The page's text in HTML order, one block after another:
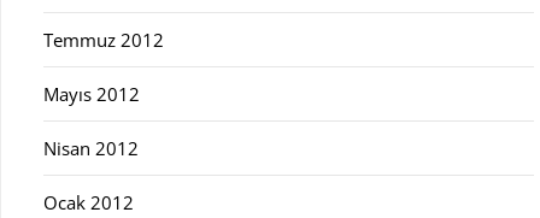
Temmuz 2012
Mayıs 2012
Nisan 2012
Ocak 2012